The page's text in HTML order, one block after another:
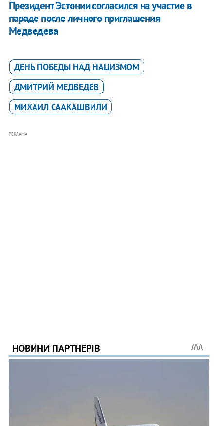
Президент Эстонии согласился на участие в
параде после личного приглашения
Медведева
ДЕНЬ ПОБЕДЫ НАД НАЦИЗМОМ
ДМИТРИЙ МЕДВЕДЕВ
МИХАИЛ СААКАШВИЛИ
РЕКЛАМА